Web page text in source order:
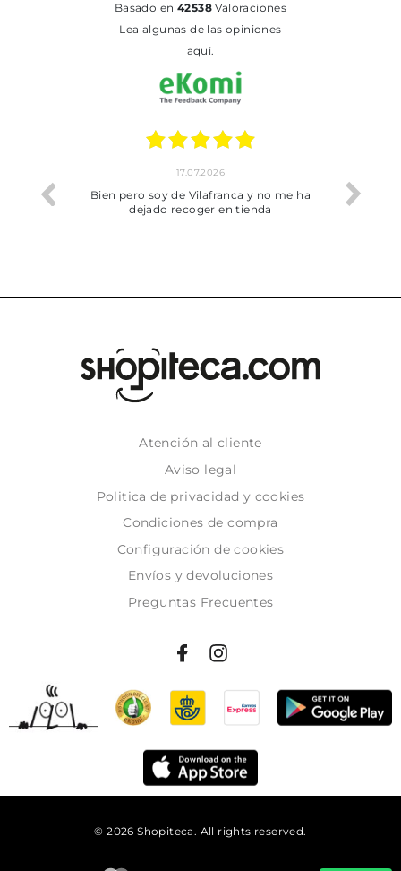
basado en 42538Valoraciones
Lea algunas de las opiniones
aquí.
trobat
17.07.2026
Bien pero soy de Vilafranca y no me ha
dejado recoger en tienda
Atención al cliente
Aviso legal
Politica de privacidad y cookies
Condiciones de compra
Configuración de cookies
Envíos y devoluciones
Preguntas Frecuentes
© 2026 Shopiteca. All rights reserved.